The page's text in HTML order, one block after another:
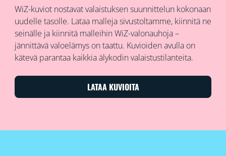
WiZ-kuviot nostavat valaistuksen suunnittelun kokonaan
uudelle tasolle. Lataa malleja sivustoltamme, kiinnitä ne
seinälle ja kiinnitä malleihin WiZ-valonauhoja –
jännittävä valoelämys on taattu. Kuvioiden avulla on
kätevä parantaa kaikkia älykodin valaistustilanteita.
LATAA KUVIOITA